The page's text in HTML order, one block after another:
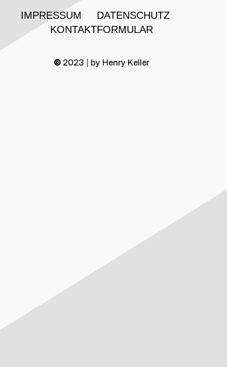
IMPRESSUM
DATENSCHUTZ
KONTAKTFORMULAR
©2023 | by Henry Keller